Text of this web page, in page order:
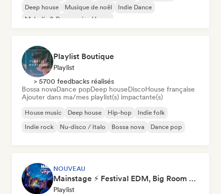
Deep house
Musique de noël
Indie Dance
Melodic & Progressive House
Playlist Boutique
Playlist
> 5700 feedbacks réalisés
Bossa novaDance popDeep houseDiscoHouse française
Ajouter dans ma/mes playlist(s) impactante(s)
House music Deep house Hip-hop
Indie folk
Indie rock
Nu-disco / Italo Bossa nova Dance pop
NOUVEAU
Mainstage ⚡ Festival EDM, Big Room & House Anthems
Playlist